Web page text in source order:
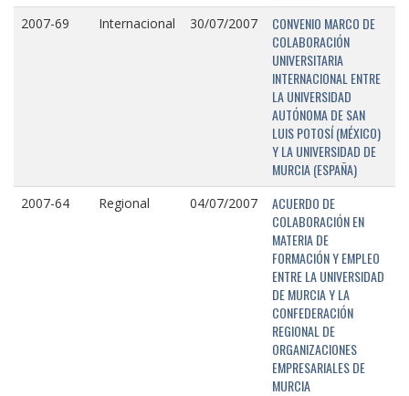
2007-69 Internacional 30/07/2007
CONVENIO MARCO DE
COLABORACIÓN
UNIVERSITARIA
INTERNACIONAL ENTRE
LA UNIVERSIDAD
AUTÓNOMA DE SAN
LUIS POTOSÍ (MÉXICO)
Y LA UNIVERSIDAD DE
MURCIA (ESPAÑA)
2007-64 Regional 04/07/2007
ACUERDO DE
COLABORACIÓN EN
MATERIA DE
FORMACIÓN Y EMPLEO
ENTRE LA UNIVERSIDAD
DE MURCIA Y LA
CONFEDERACIÓN
REGIONAL DE
ORGANIZACIONES
EMPRESARIALES DE
MURCIA